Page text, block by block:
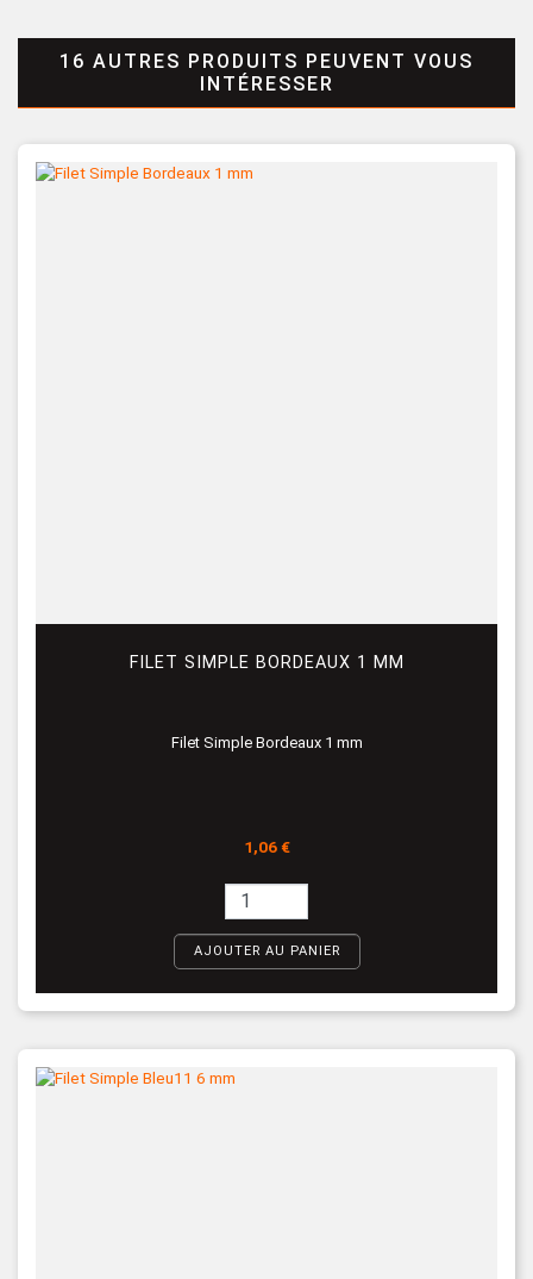
16 AUTRES PRODUITS PEUVENT VOUS
INTÉRESSER
FILET SIMPLE BORDEAUX 1 MM
Filet Simple Bordeaux 1 mm
Prix
1,06 €
AJOUTER AU PANIER